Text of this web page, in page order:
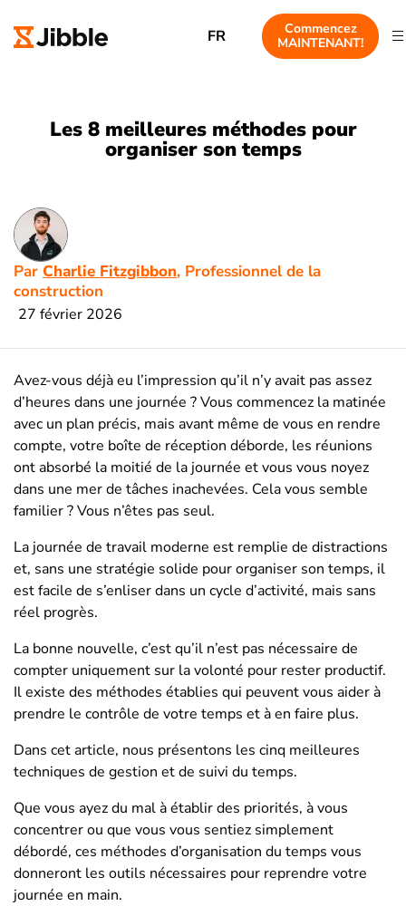
FR
Commencez
MAINTENANT!
Les 8 meilleures méthodes pour
organiser son temps
Par Charlie Fitzgibbon, Professionnel de la
construction
27 février 2026
Avez-vous déjà eu l’impression qu’il n’y avait pas assez
d’heures dans une journée ? Vous commencez la matinée
avec un plan précis, mais avant même de vous en rendre
compte, votre boîte de réception déborde, les réunions
ont absorbé la moitié de la journée et vous vous noyez
dans une mer de tâches inachevées. Cela vous semble
familier ? Vous n’êtes pas seul.
La journée de travail moderne est remplie de distractions
et, sans une stratégie solide pour organiser son temps, il
est facile de s’enliser dans un cycle d’activité, mais sans
réel progrès.
La bonne nouvelle, c’est qu’il n’est pas nécessaire de
compter uniquement sur la volonté pour rester productif.
Il existe des méthodes établies qui peuvent vous aider à
prendre le contrôle de votre temps et à en faire plus.
Dans cet article, nous présentons les cinq meilleures
techniques de gestion et de suivi du temps.
Que vous ayez du mal à établir des priorités, à vous
concentrer ou que vous vous sentiez simplement
débordé, ces méthodes d’organisation du temps vous
donneront les outils nécessaires pour reprendre votre
journée en main.